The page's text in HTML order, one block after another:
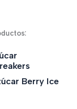
Berry Ice